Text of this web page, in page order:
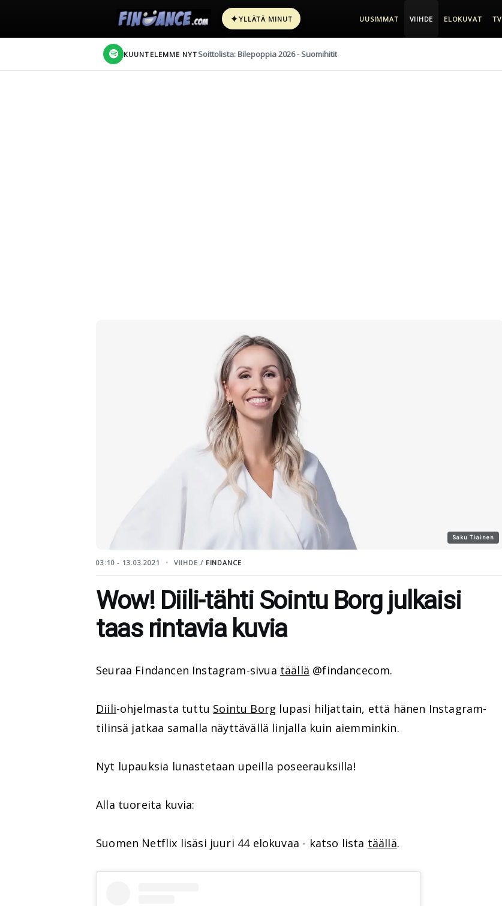
✦YLLÄTÄ MINUT UUSIMMAT VIIHDE ELOKUVAT TV
KUUNTELEMME NYT Soittolista: Bilepoppia 2026 - Suomihitit
Saku Tiainen
03:10 - 13.03.2021 VIIHDE / FINDANCE
Wow! Diili-tähti Sointu Borg julkaisi
taas rintavia kuvia
Seuraa Findancen Instagram-sivua täällä @findancecom.
Diili-ohjelmasta tuttu Sointu Borg lupasi hiljattain, että hänen Instagram-
tilinsä jatkaa samalla näyttävällä linjalla kuin aiemminkin.
Nyt lupauksia lunastetaan upeilla poseerauksilla!
Alla tuoreita kuvia:
Suomen Netflix lisäsi juuri 44 elokuvaa - katso lista täällä.